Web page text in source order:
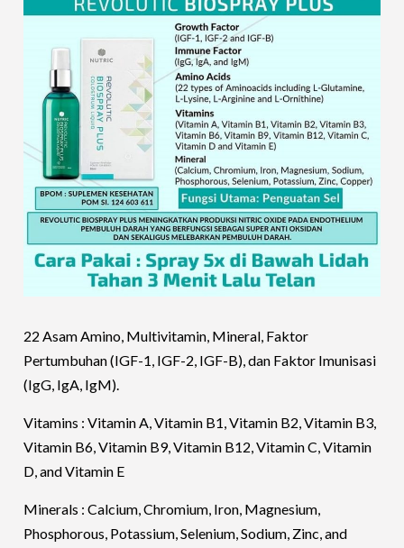
22 Asam Amino, Multivitamin, Mineral, Faktor
Pertumbuhan (IGF-1, IGF-2, IGF-B), dan Faktor Imunisasi
(IgG, IgA, IgM).
Vitamins : Vitamin A, Vitamin B1, Vitamin B2, Vitamin B3,
Vitamin B6, Vitamin B9, Vitamin B12, Vitamin C, Vitamin
D, and Vitamin E
Minerals : Calcium, Chromium, Iron, Magnesium,
Phosphorous, Potassium, Selenium, Sodium, Zinc, and